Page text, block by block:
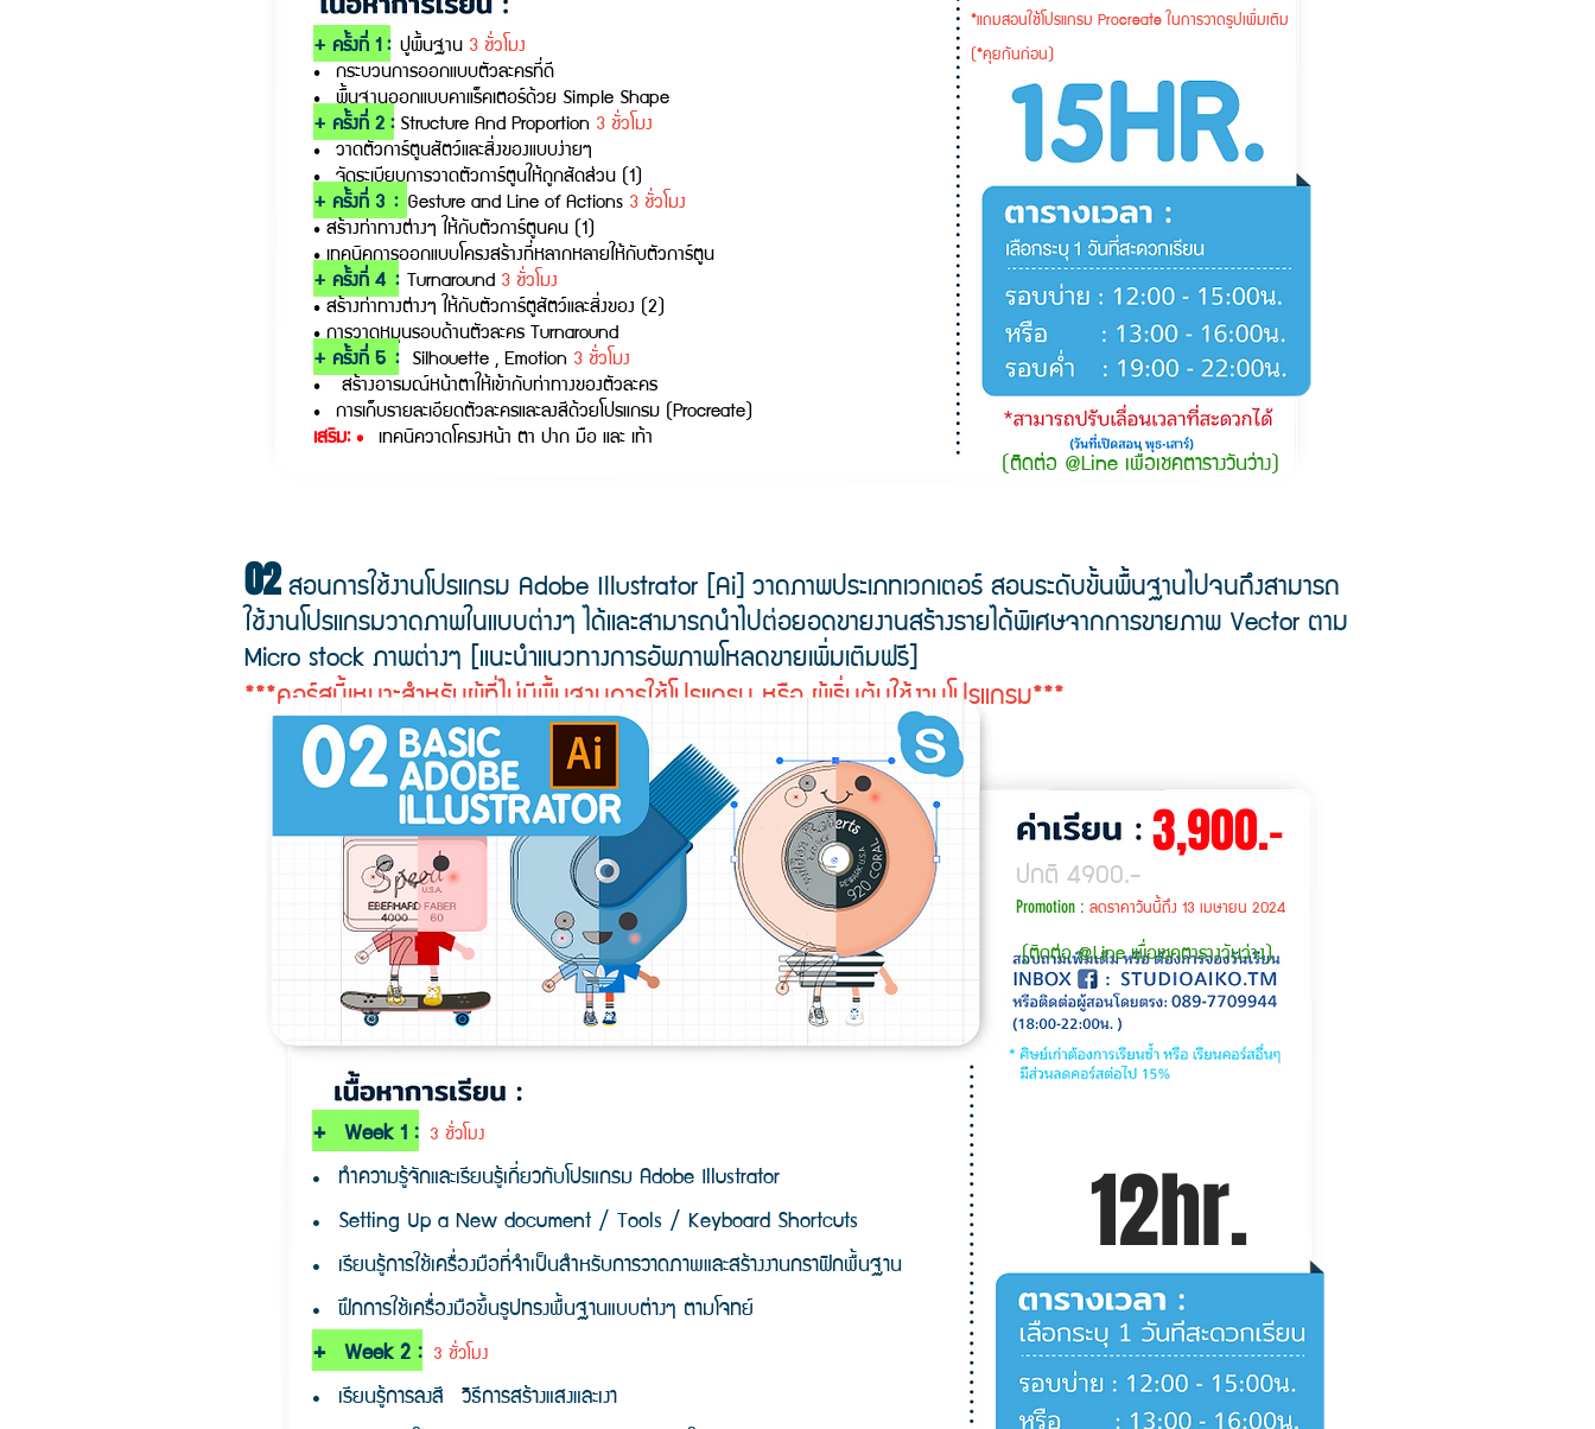
+ ครั้งที่ 1 : ปูพื้นฐาน3 ชั่วโมง
• กระบวนการออกแบบตัวละครที่ดี
• พื้นฐานออกแบบคาแร็คเตอร์ด้วย Simple Shape
+ ครั้งที่ 2 :Structure And Proportion 3 ชั่วโมง
• วาดตัวการ์ตูนสัตว์และสิ่งของแบบง่ายๆ
• จัดระเบียบการวาดตัวการ์ตูนให้ถูกสัดส่วน (1)
+ ครั้งที่ 3 : Gesture and Line of Actions3 ชั่วโมง
• สร้างท่าทางต่างๆ ให้กับตัวการ์ตูนคน (1)
• เทคนิคการออกแบบโครงสร้างที่หลากหลายให้กับตัวการ์ตูน
+ ครั้งที่ 4 : Turnaround3 ชั่วโมง
• สร้างท่าทางต่างๆ ให้กับตัวการ์ตูสัตว์และสิ่งของ (2)
• การวาดหมุนรอบด้านตัวละคร Turnaround
+ ครั้งที่ 5 : Silhouette , Emotion 3 ชั่วโมง
• สร้างอารมณ์หน้าตาให้เข้ากับท่าทางของตัวละคร
• การเก็บรายละเอียดตัวละครและลงสีด้วยโปรแกรม (Procreate)
เสริม: • เทคนิควาดโครงหน้า ตา ปาก มือ และ เท้า
*แถมสอนใช้โปรแกรม Procreate ในการวาดรูปเพิ่มเติม
(*คุยกันก่อน)
(ติดต่อ @Line เพื่อเชคตารางวันว่าง)
02สอนการใช้งานโปรแกรม Adobe Illustrator [Ai] วาดภาพประเภทเวกเตอร์สอนระดับขั้นพื้นฐานไปจนถึงสามารถ
ใช้งานโปรแกรมวาดภาพในแบบต่างๆ ได้และสามารถนำไปต่อยอดขายงานสร้างรายได้พิเศษจากการขายภาพ Vectorตาม
Micro stock ภาพต่างๆ [แนะนำแนวทางการอัพภาพโหลดขายเพิ่มเติมฟรี]
***คอร์สนี้เหมาะสำหรับผู้ที่ไม่มีพื้นฐานการใช้โปรแกรม หรือ ผู้เริ่มต้นใช้งานโปรแกรม***
ปกติ 4900.-
12hr.
+ Week 1 : 3 ชั่วโมง
• ทำความรู้จักและเรียนรู้เกี่ยวกับโปรแกรม Adobe Illustrator
• Setting Up a New document / Tools / Keyboard Shortcuts
• เรียนรู้การใช้เครื่องมือที่จำเป็นสำหรับการวาดภาพและสร้างงานกราฟิกพื้นฐาน
• ฝึกการใช้เครื่องมือขึ้นรูปทรงพื้นฐานแบบต่างๆ ตามโจทย์
+ Week 2 : 3 ชั่วโมง
• เรียนรู้การลงสี วิธีการสร้างแสงและเงา
(ติดต่อ @Line เพื่อเชคตารางวันว่าง)
3,900.-
Promotion : ลดราคาวันนี้ถึง 13 เมษายน 2024